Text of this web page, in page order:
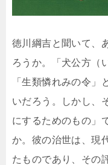
徳川綱吉と聞いて、
ろうか。「犬公方（
「生類憐れみの令」
いだろう。しかし、
にするためのもの」
か。彼の治世は、現
たものであり、その